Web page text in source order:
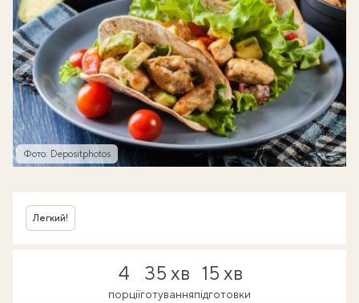
Фото: Depositphotos
Легкий!
4
порції
35 хв
готування
15 хв
підготовки